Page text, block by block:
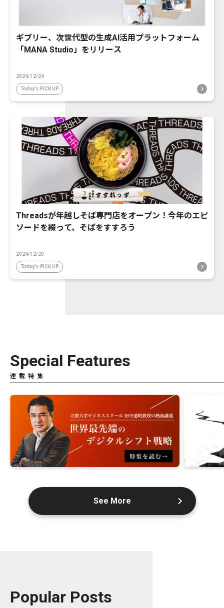
ギブリー、次世代型の生成AI活用プラットフォーム
「MANA Studio」をリリース
2024/12/24
Today's PICK UP
Threadsが年越しそば専門店をオープン！今年のエピ
ソードを綴って、そばをすすろう
2024/12/20
Today's PICK UP
Special Features
連載特集
See More
Popular Posts